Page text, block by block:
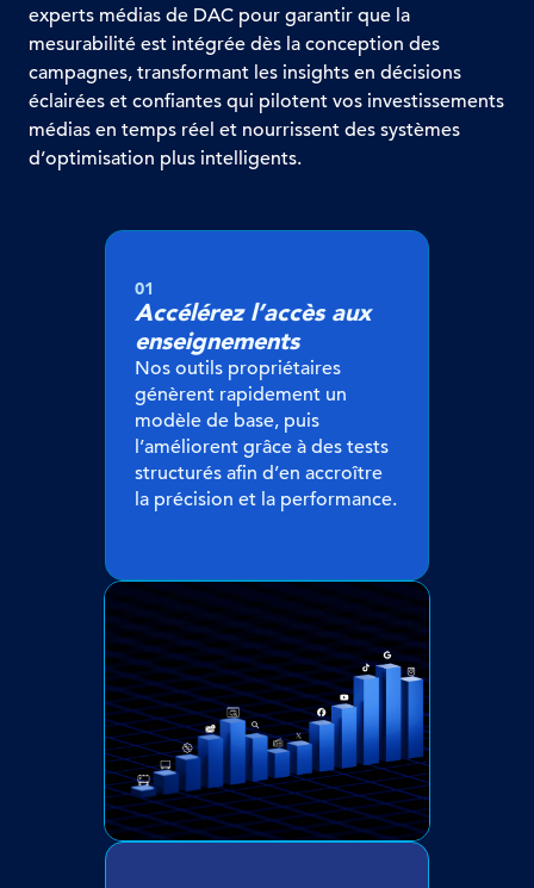
experts médias de DAC pour garantir que la
mesurabilité est intégrée dès la conception des
campagnes, transformant les insights en décisions
éclairées et confiantes qui pilotent vos investissements
médias en temps réel et nourrissent des systèmes
d’optimisation plus intelligents.
01
Accélérez l’accès aux
enseignements
Nos outils propriétaires
génèrent rapidement un
modèle de base, puis
l’améliorent grâce à des tests
structurés afin d’en accroître
la précision et la performance.